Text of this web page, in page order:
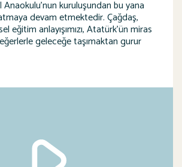
Anaokulu’nun kuruluşundan bu yana
devam etmektedir. Çağdaş,
eğitim anlayışımızı, Atatürk’ün miras
geleceğe taşımaktan gurur